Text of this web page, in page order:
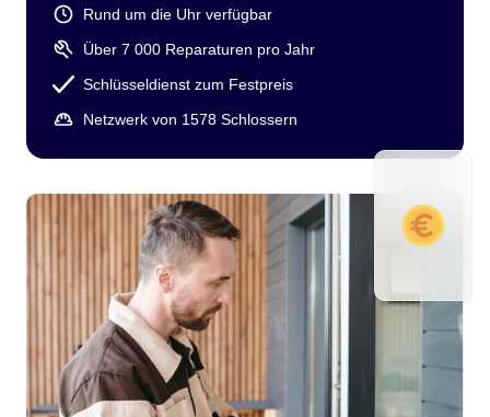
Rund um die Uhr verfügbar
Über 7 000 Reparaturen pro Jahr
Schlüsseldienst zum Festpreis
Netzwerk von 1578 Schlossern